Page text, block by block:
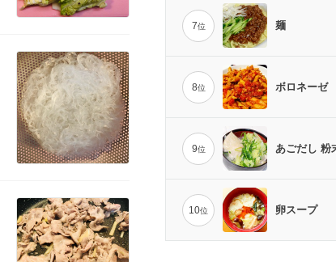
7位 麺
8位 ボロネーゼ
9位 あごだし 粉
10位 卵スープ